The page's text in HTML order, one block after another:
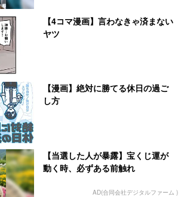
【4コマ漫画】言わなきゃ済まない
ヤツ
【漫画】絶対に勝てる休日の過ご
し方
【当選した人が暴露】宝くじ運が
動く時、必ずある前触れ
AD(合同会社デジタルファーム )